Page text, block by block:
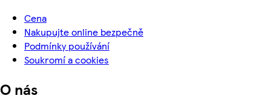
Cena
Nakupujte online bezpečně
Podmínky používání
Soukromí a cookies
O nás